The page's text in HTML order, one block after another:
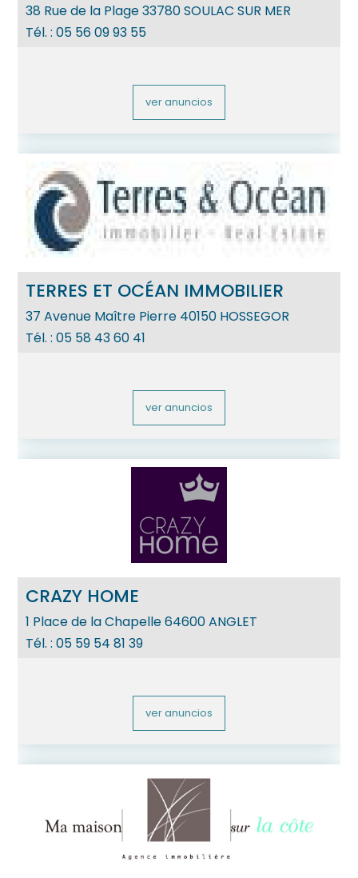
38 Rue de la Plage33780SOULAC SUR MER
Tél. :05 56 09 93 55
ver anuncios
TERRES ET OCÉAN IMMOBILIER
37 Avenue Maître Pierre 40150 HOSSEGOR
Tél. :05 58 43 60 41
ver anuncios
CRAZY HOME
1 Place de la Chapelle64600ANGLET
Tél. :05 59 54 81 39
ver anuncios